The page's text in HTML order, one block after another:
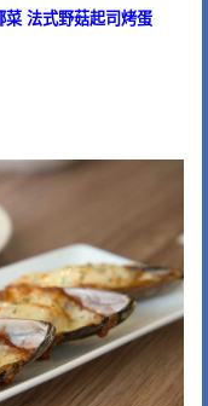
菜 法式野菇起司烤蛋